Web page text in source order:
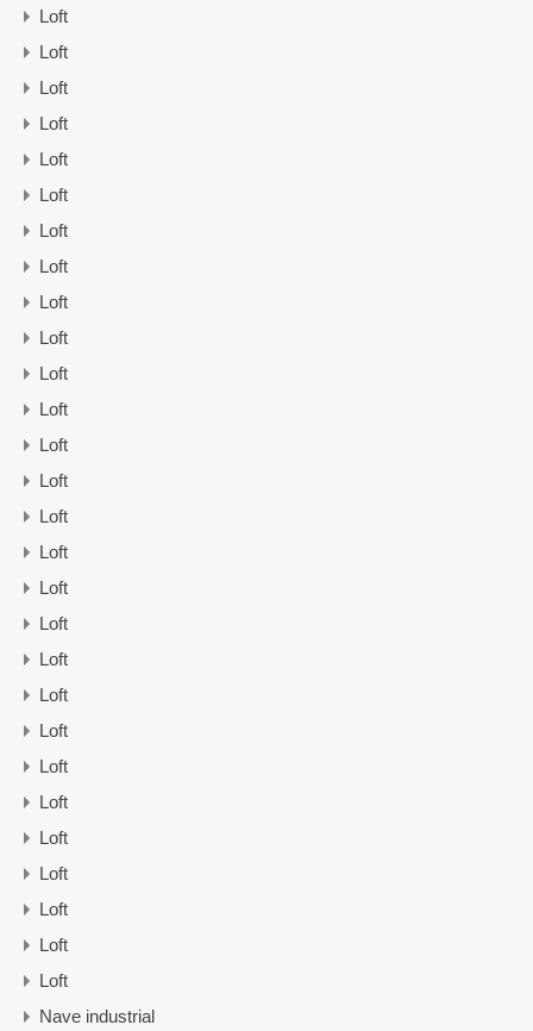
Loft
Loft
Loft
Loft
Loft
Loft
Loft
Loft
Loft
Loft
Loft
Loft
Loft
Loft
Loft
Loft
Loft
Loft
Loft
Loft
Loft
Loft
Loft
Loft
Loft
Loft
Loft
Loft
Nave industrial